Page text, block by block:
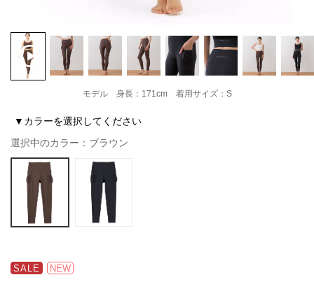
モデル 身長：171cm 着用サイズ：S
▼カラーを選択してください
選択中のカラー：ブラウン
SALE NEW